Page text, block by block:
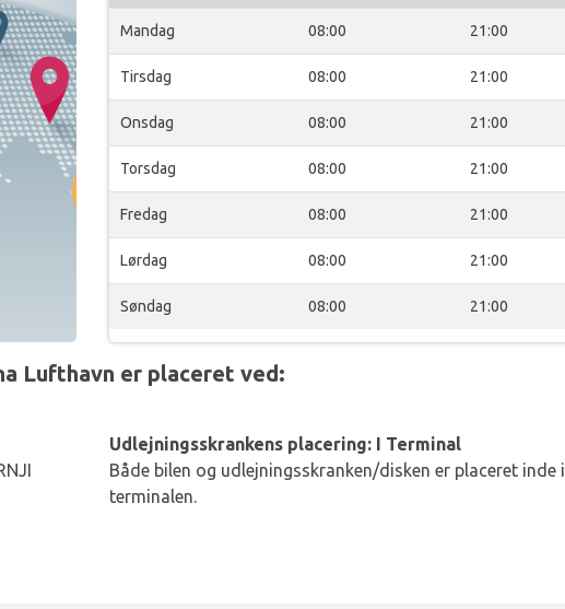
Mandag 08:00 21:00
Tirsdag 08:00 21:00
Onsdag 08:00 21:00
Torsdag 08:00 21:00
Fredag 08:00 21:00
Lørdag 08:00 21:00
Søndag 08:00 21:00
Lufthavn er placeret ved:
Udlejningsskrankens placering: I Terminal
Både bilen og udlejningsskranken/disken er placeret inde i
terminalen.